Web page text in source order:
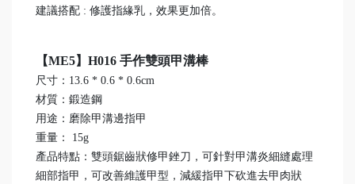
建議搭配 : 修護指緣乳，效果更加倍。
【ME5】H016 手作雙頭甲溝棒
尺寸：13.6 * 0.6 * 0.6cm
材質：鍛造鋼
用途：磨除甲溝邊指甲
重量： 15g
產品特點：雙頭鋸齒狀修甲銼刀，可針對甲溝炎細縫處理
細部指甲，可改善維護甲型，減緩指甲下砍進去甲肉狀